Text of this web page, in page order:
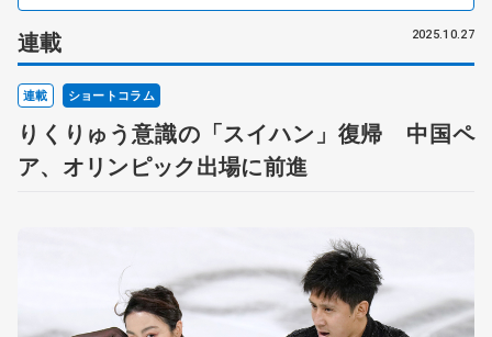
連載 2025.10.27
連載 ショートコラム
りくりゅう意識の「スイハン」復帰 中国ペ
ア、オリンピック出場に前進